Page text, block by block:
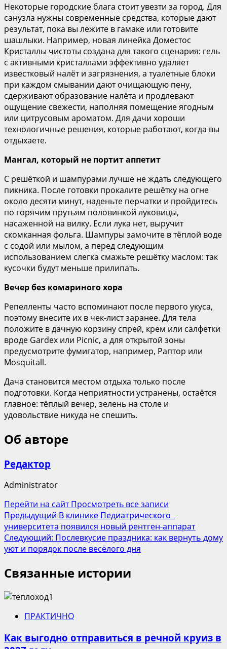
Некоторые городские блага стоит увезти за город. Для
санузла нужны современные средства, которые дают
результат, пока вы лежите в гамаке или готовите
шашлыки. Например, новая линейка Доместос
Кристаллы чистоты создана для такого сценария: гель
с активными кристаллами эффективно удаляет
известковый налёт и загрязнения, а туалетные блоки
при каждом смывании дают очищающую пену,
сдерживают образование налёта и продлевают
ощущение свежести, наполняя помещение ягодным
или цитрусовым ароматом. Для дачи хороши
технологичные решения, которые работают, когда вы
отдыхаете.
Мангал, который не портит аппетит
С решёткой и шампурами лучше не ждать следующего
пикника. После готовки прокалите решётку на огне
около десяти минут, наденьте перчатки и пройдитесь
по горячим прутьям половинкой луковицы,
насаженной на вилку. Если лука нет, выручит
скомканная фольга. Шампуры замочите в тёплой воде
с содой или мылом, а перед следующим
использованием слегка смажьте решётку маслом: так
кусочки будут меньше прилипать.
Вечер без комариного хора
Репелленты часто вспоминают после первого укуса,
поэтому внесите их в чек-лист заранее. Для тела
положите в дачную корзину спрей, крем или салфетки
вроде Gardex или Picnic, а для открытой зоны
предусмотрите фумигатор, например, Раптор или
Mosquitall.
Дача становится местом отдыха только после
подготовки. Когда неприятности устранены, остаётся
главное: тёплый вечер, зелень на столе и
удовольствие никуда не спешить.
Об авторе
Редактор
Administrator
Перейти на сайтПросмотреть все записи
Навигация
записи
Предыдущий В клинике Педиатрического
университета появился новый рентген-аппарат
Следующий: Послевкусие праздника: как вернуть дому
уют и порядок после весёлого дня
Связанные истории
ПРАКТИЧНО
Как выгодно отправиться в речной круиз в